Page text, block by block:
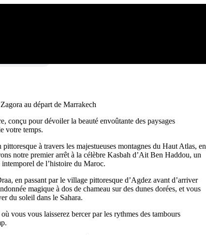
au départ de Marrakech
conçu pour dévoiler la beauté envoûtante des paysages
votre temps.
à travers les majestueuses montagnes du Haut Atlas, en
notre premier arrêt à la célèbre Kasbah d’Ait Ben Haddou, un
de l’histoire du Maroc.
en passant par le village pittoresque d’Agdez avant d’arriver
magique à dos de chameau sur des dunes dorées, et vous
du soleil dans le Sahara.
vous vous laisserez bercer par les rythmes des tambours